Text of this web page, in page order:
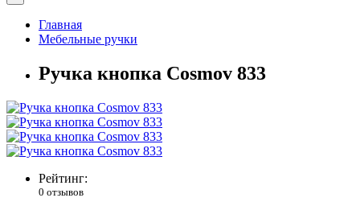
Главная
Мебельные ручки
Ручка кнопка Cosmov 833
Рейтинг:
0 отзывов